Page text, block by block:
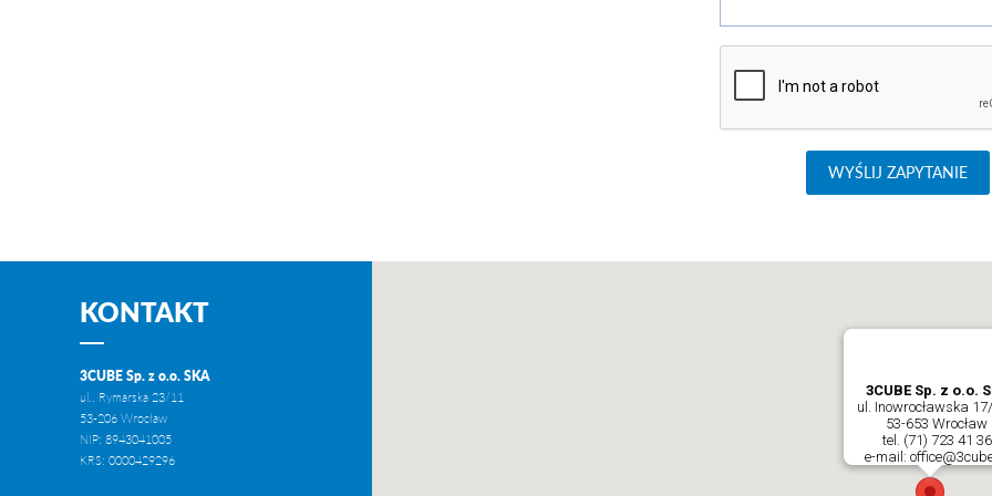
KONTAKT
3CUBE Sp. z o.o. SKA
ul.. Rymarska 23/11
53-206 Wrocław
NIP: 8943041005
KRS: 0000429296
3CUBE Sp. z o.o.
ul. Inowrocławska
53-653 Wrocław
tel. (71) 723 41 36
e-mail: